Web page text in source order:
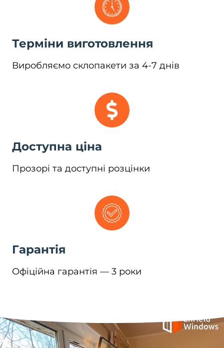
Терміни виготовлення
Виробляємо склопакети за 4-7 днів
Доступна ціна
Прозорі та доступні розцінки
Гарантія
Офіційна гарантія — 3 роки